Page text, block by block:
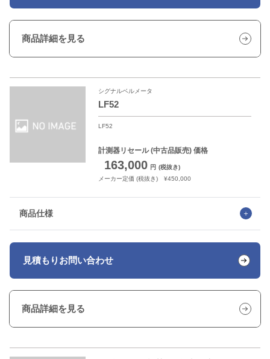
商品詳細を見る
シグナルベルメータ
LF52
LF52
計測器リセール(中古品販売) 価格
163,000 円 (税抜き)
メーカー定価 (税抜き) ¥450,000
商品仕様
見積もり お問い合わせ
商品詳細を見る